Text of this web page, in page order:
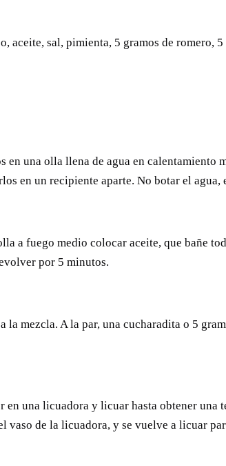
aceite, sal, pimienta, 5 gramos de romero,
una olla llena de agua en calentamiento
en un recipiente aparte. No botar el agua,
a fuego medio colocar aceite, que bañe
por 5 minutos.
mezcla. A la par, una cucharadita o 5
una licuadora y licuar hasta obtener una
de la licuadora, y se vuelve a licuar